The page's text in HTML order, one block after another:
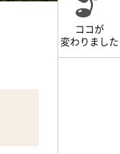
ココが
変わりました